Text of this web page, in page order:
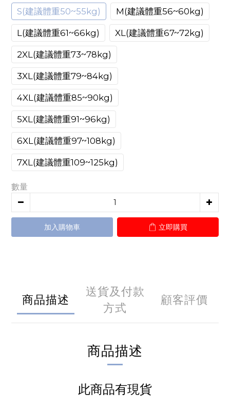
S(建議體重50~55kg) M(建議體重56~60kg)
L(建議體重61~66kg) XL(建議體重67~72kg)
2XL(建議體重73~78kg)
3XL(建議體重79~84kg)
4XL(建議體重85~90kg)
5XL(建議體重91~96kg)
6XL(建議體重97~108kg)
7XL(建議體重109~125kg)
數量
加入購物車 立即購買
商品描述
送貨及付款
方式
顧客評價
商品描述
此商品有現貨